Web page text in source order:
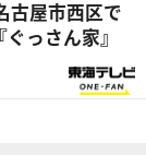
古屋市西区で
っさん家』